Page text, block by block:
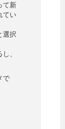
て新
てい
選択
、
で